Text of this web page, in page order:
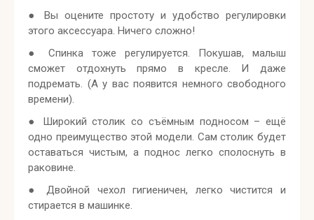
● Вы оцените простоту и удобство регулировки
этого аксессуара. Ничего сложно!
● Спинка тоже регулируется. Покушав, малыш
сможет отдохнуть прямо в кресле. И даже
подремать. (А у вас появится немного свободного
времени).
● Широкий столик со съёмным подносом – ещё
одно преимущество этой модели. Сам столик будет
оставаться чистым, а поднос легко сполоснуть в
раковине.
● Двойной чехол гигиеничен, легко чистится и
стирается в машинке.